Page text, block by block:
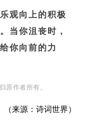
观向上的积极
当你沮丧时，
你向前的力
原作者所有。
（来源：诗词世界）